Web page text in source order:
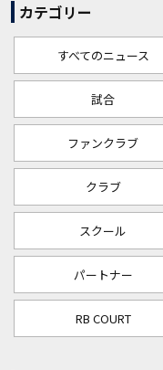
カテゴリー
すべてのニュース
試合
ファンクラブ
クラブ
スクール
パートナー
RB COURT